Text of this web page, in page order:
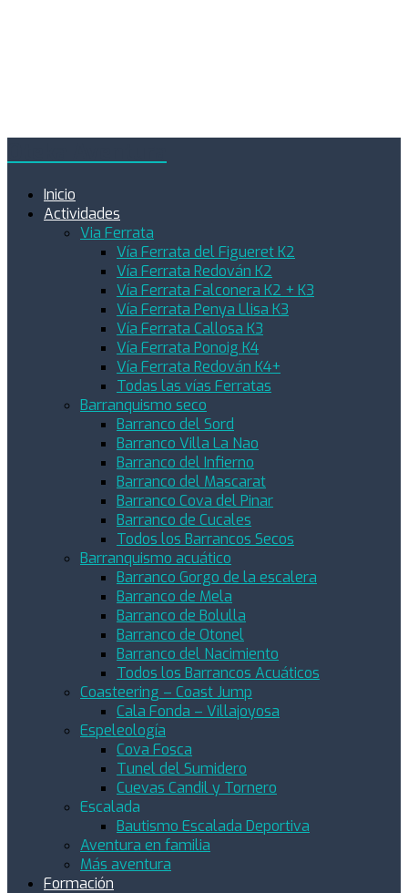
Inicio
Actividades
Via Ferrata
Vía Ferrata del Figueret K2
Vía Ferrata Redován K2
Vía Ferrata Falconera K2 + K3
Vía Ferrata Penya Llisa K3
Vía Ferrata Callosa K3
Vía Ferrata Ponoig K4
Vía Ferrata Redován K4+
Todas las vías Ferratas
Barranquismo seco
Barranco del Sord
Barranco Villa La Nao
Barranco del Infierno
Barranco del Mascarat
Barranco Cova del Pinar
Barranco de Cucales
Todos los Barrancos Secos
Barranquismo acuático
Barranco Gorgo de la escalera
Barranco de Mela
Barranco de Bolulla
Barranco de Otonel
Barranco del Nacimiento
Todos los Barrancos Acuáticos
Coasteering – Coast Jump
Cala Fonda – Villajoyosa
Espeleología
Cova Fosca
Tunel del Sumidero
Cuevas Candil y Tornero
Escalada
Bautismo Escalada Deportiva
Aventura en familia
Más aventura
Formación